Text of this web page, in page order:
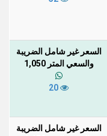
السعر غير شامل الضريبة
والسعي المتر 1,050
السعر غير شامل الضريبة